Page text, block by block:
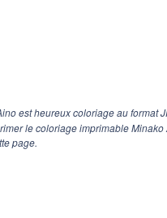
est heureux coloriage au format
le coloriage imprimable
page.